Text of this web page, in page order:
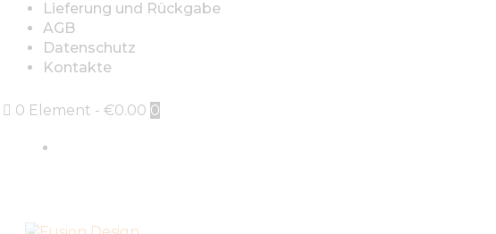
Lieferung und Rückgabe
AGB
Datenschutz
Kontakte
0 Element - €0.00 0